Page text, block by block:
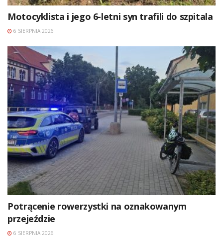
Motocyklista i jego 6-letni syn trafili do szpitala
6 SIERPNIA 2026
Potrącenie rowerzystki na oznakowanym
przejeździe
6 SIERPNIA 2026